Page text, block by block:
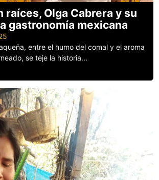
raíces, Olga Cabrera y su
gastronomía mexicana
entre el humo del comal y el aroma
se teje la historia...